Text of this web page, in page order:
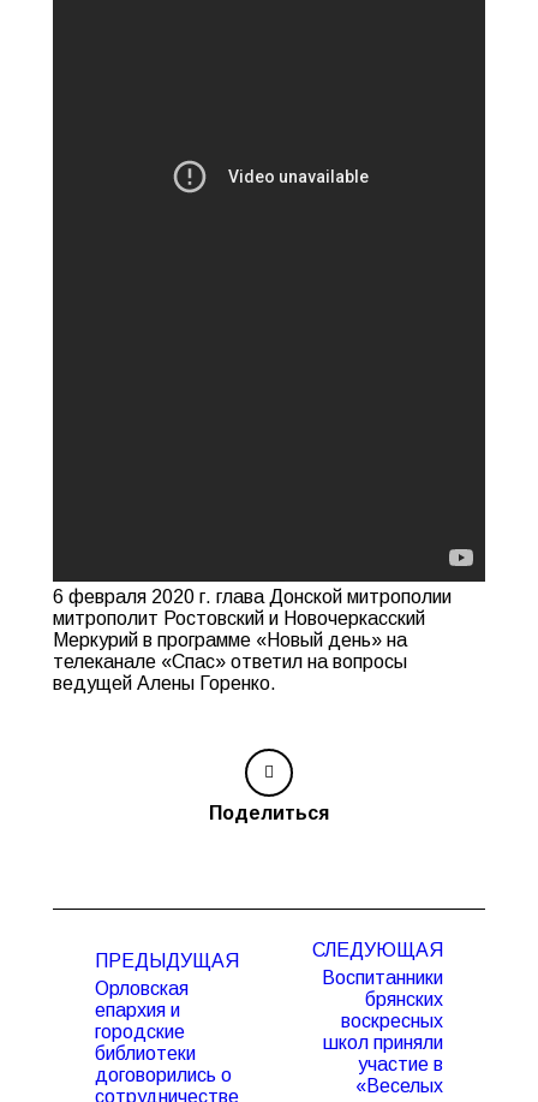
6 февраля 2020 г. глава Донской митрополии
митрополит Ростовский и Новочеркасский
Меркурий в программе «Новый день» на
телеканале «Спас» ответил на вопросы
ведущей Алены Горенко.
Поделиться
записям
ПРЕДЫДУЩАЯ
Предыдущая
запись:
Орловская
епархия и
городские
библиотеки
договорились о
сотрудничестве
СЛЕДУЮЩАЯ
Следующая
запись:
Воспитанники
брянских
воскресных
школ приняли
участие в
«Веселых